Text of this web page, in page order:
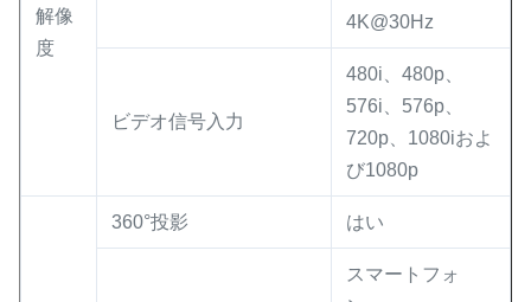
解像
度
4K@30Hz
ビデオ信号入力
480i、480p、
576i、576p、
720p、1080iおよ
び1080p
360°投影 はい
スマートフォ